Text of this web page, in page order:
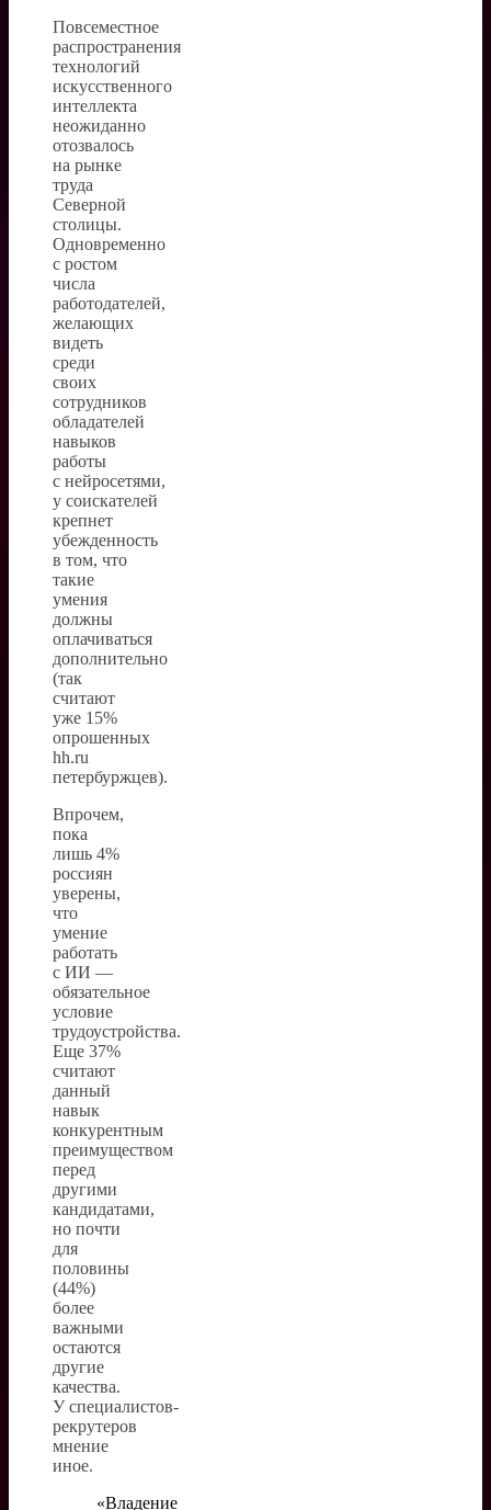
Повсеместное
распространения
технологий
искусственного
интеллекта
неожиданно
отозвалось
на рынке
труда
Северной
столицы.
Одновременно
с ростом
числа
работодателей,
желающих
видеть
среди
своих
сотрудников
обладателей
навыков
работы
с нейросетями,
у соискателей
крепнет
убежденность
в том, что
такие
умения
должны
оплачиваться
дополнительно
(так
считают
уже 15%
опрошенных
hh.ru
петербуржцев).
Впрочем,
пока
лишь 4%
россиян
уверены,
что
умение
работать
с ИИ —
обязательное
условие
трудоустройства.
Еще 37%
считают
данный
навык
конкурентным
преимуществом
перед
другими
кандидатами,
но почти
для
половины
(44%)
более
важными
остаются
другие
качества.
У специалистов-
рекрутеров
мнение
иное.
«Владение